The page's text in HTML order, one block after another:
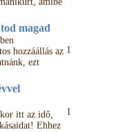
magad
hozzáállás az
ezt
1
itt az idő,
Ehhez
1